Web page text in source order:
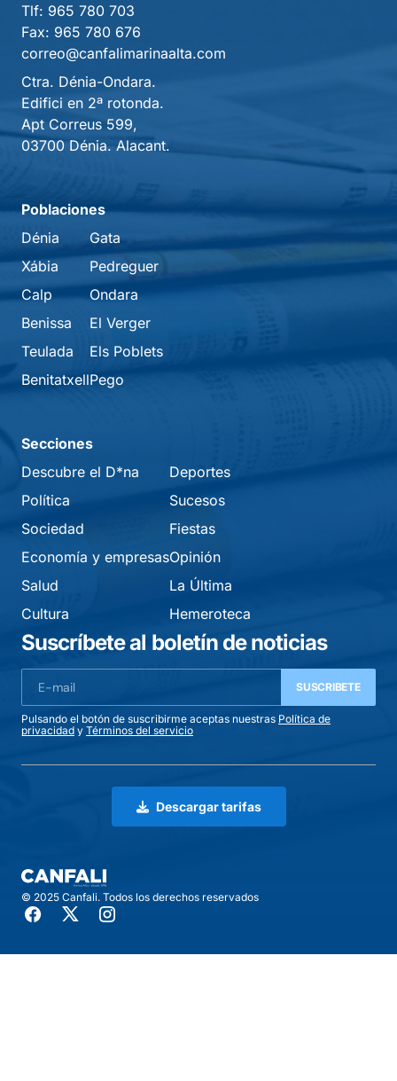
Tlf: 965 780 703
Fax: 965 780 676
correo@canfalimarinaalta.com
Ctra. Dénia-Ondara.
Edifici en 2ª rotonda.
Apt Correus 599,
03700 Dénia. Alacant.
Poblaciones
Dénia
Xábia
Calp
Benissa
Teulada
Benitatxell
Gata
Pedreguer
Ondara
El Verger
Els Poblets
Pego
Secciones
Descubre el D*na
Política
Sociedad
Economía y empresas
Salud
Cultura
Deportes
Sucesos
Fiestas
Opinión
La Última
Hemeroteca
Suscríbete al boletín de noticias
SUSCRIBETE
Pulsando el botón de suscribirme aceptas nuestras Política de
privacidad y Términos del servicio
Descargar tarifas
© 2025 Canfali. Todos los derechos reservados